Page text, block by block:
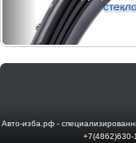
Авто-изба.рф -
+7(4862)630-